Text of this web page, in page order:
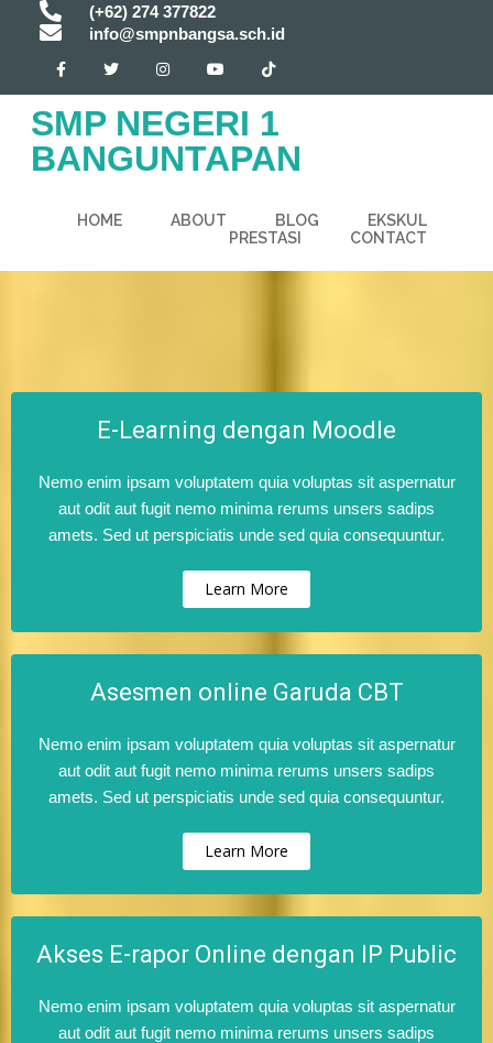
(+62) 274 377822
info@smpnbangsa.sch.id
SMP NEGERI 1
BANGUNTAPAN
HOME ABOUT BLOG
EKSKUL
PRESTASI
CONTACT
E-Learning dengan Moodle
Nemo enim ipsam voluptatem quia voluptas sit aspernatur
aut odit aut fugit nemo minima rerums unsers sadips
amets. Sed ut perspiciatis unde sed quia consequuntur.
Learn More
Asesmen online Garuda CBT
Nemo enim ipsam voluptatem quia voluptas sit aspernatur
aut odit aut fugit nemo minima rerums unsers sadips
amets. Sed ut perspiciatis unde sed quia consequuntur.
Learn More
Akses E-rapor Online dengan IP Public
Nemo enim ipsam voluptatem quia voluptas sit aspernatur
aut odit aut fugit nemo minima rerums unsers sadips